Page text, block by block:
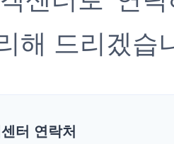
해 드리겠습
터 연락처